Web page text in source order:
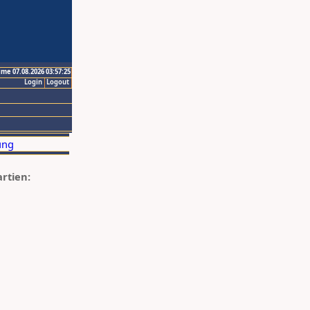
07.08.2026 03:57:25
Logout
Login